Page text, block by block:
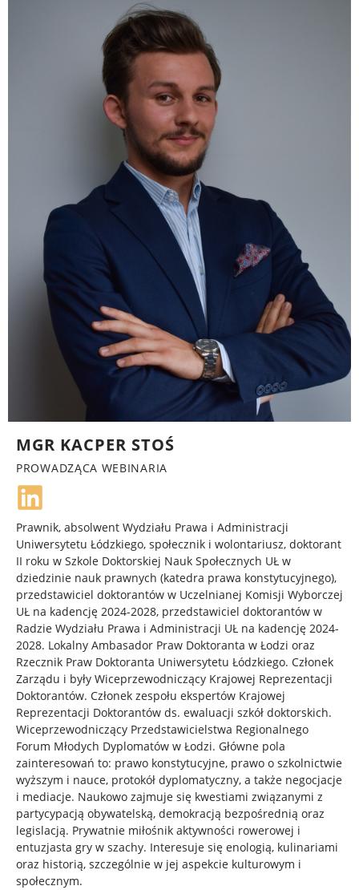
MGR KACPER STOŚ
PROWADZĄCA WEBINARIA
Prawnik, absolwent Wydziału Prawa i Administracji
Uniwersytetu Łódzkiego, społecznik i wolontariusz, doktorant
II roku w Szkole Doktorskiej Nauk Społecznych UŁ w
dziedzinie nauk prawnych (katedra prawa konstytucyjnego),
przedstawiciel doktorantów w Uczelnianej Komisji Wyborczej
UŁ na kadencję 2024-2028, przedstawiciel doktorantów w
Radzie Wydziału Prawa i Administracji UŁ na kadencję 2024-
2028. Lokalny Ambasador Praw Doktoranta w Łodzi oraz
Rzecznik Praw Doktoranta Uniwersytetu Łódzkiego. Członek
Zarządu i były Wiceprzewodniczący Krajowej Reprezentacji
Doktorantów. Członek zespołu ekspertów Krajowej
Reprezentacji Doktorantów ds. ewaluacji szkół doktorskich.
Wiceprzewodniczący Przedstawicielstwa Regionalnego
Forum Młodych Dyplomatów w Łodzi. Główne pola
zainteresowań to: prawo konstytucyjne, prawo o szkolnictwie
wyższym i nauce, protokół dyplomatyczny, a także negocjacje
i mediacje. Naukowo zajmuje się kwestiami związanymi z
partycypacją obywatelską, demokracją bezpośrednią oraz
legislacją. Prywatnie miłośnik aktywności rowerowej i
entuzjasta gry w szachy. Interesuje się enologią, kulinariami
oraz historią, szczególnie w jej aspekcie kulturowym i
społecznym.